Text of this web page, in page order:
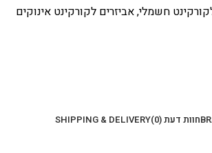
חשמלי,אביזרים לקורקינט אינוקים
חוות דעת (0) SHIPPING & DELIVERY